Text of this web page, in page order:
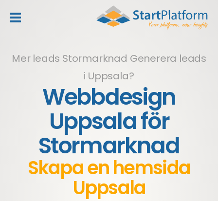
Mer leads Stormarknad Generera leads
i Uppsala?
Webbdesign
Uppsala för
Stormarknad
Skapa en hemsida
Uppsala
header_toggle_navigation